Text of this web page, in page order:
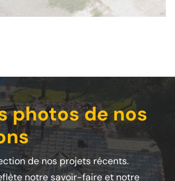
photos de nos
de nos projets récents.
notre savoir-faire et notre